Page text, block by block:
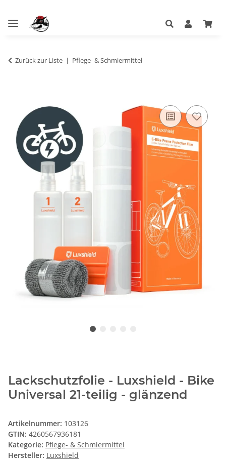
Zurück zur Liste Pflege- & Schmiermittel
Lackschutzfolie - Luxshield - Bike
Universal 21-teilig - glänzend
Artikelnummer: 103126
GTIN: 4260567936181
Kategorie: Pflege- & Schmiermittel
Hersteller: Luxshield